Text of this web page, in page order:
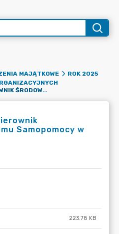
MAJĄTKOWE
ROK 2025
LUKSTAEDT KINGA - KIEROWNIK ŚRODOWISKOWEGO DOMU SAMOPOMOCY W MOGILNIE
Samopomocy w
223.78 KB